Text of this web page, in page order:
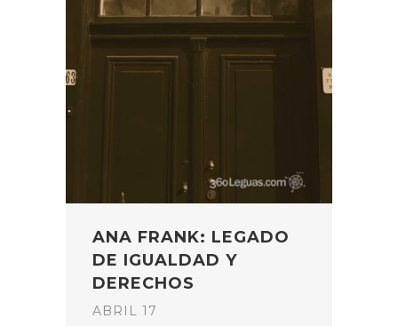
ANA FRANK: LEGADO
DE IGUALDAD Y
DERECHOS
ABRIL 17